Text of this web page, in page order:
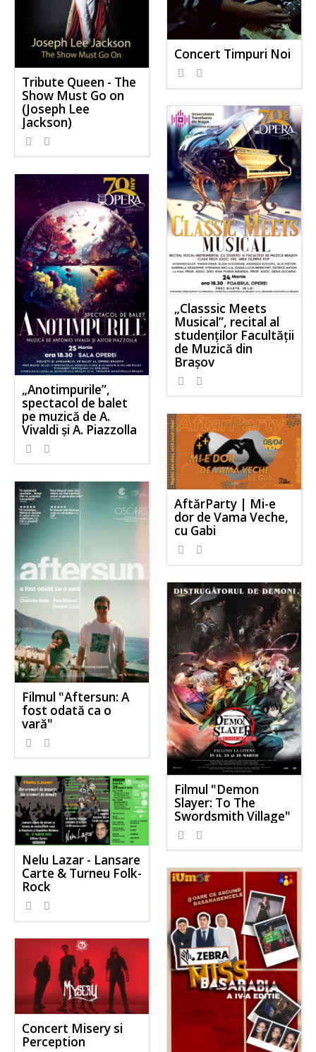
Concert Timpuri Noi
Tribute Queen - The
Show Must Go on
(Joseph Lee
Jackson)
„Classsic Meets
Musical”, recital al
studenților Facultății
de Muzică din
Brașov
„Anotimpurile”,
spectacol de balet
pe muzică de A.
Vivaldi și A. Piazzolla
AftărParty | Mi-e
dor de Vama Veche,
cu Gabi
Filmul "Aftersun: A
fost odată ca o
vară"
Filmul "Demon
Slayer: To The
Swordsmith Village"
Nelu Lazar - Lansare
Carte & Turneu Folk-
Rock
Concert Misery si
Perception